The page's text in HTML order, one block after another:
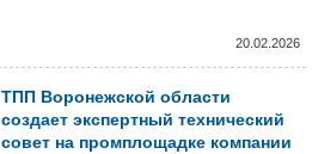
20.02.2026
ТПП Воронежской области
создает экспертный технический
совет на промплощадке компании